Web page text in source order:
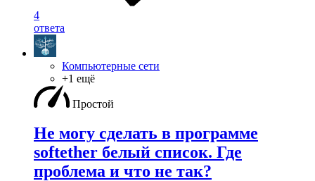
4
ответа
Компьютерные сети
+1 ещё
Простой
Не могу сделать в программе
softether белый список. Где
проблема и что не так?